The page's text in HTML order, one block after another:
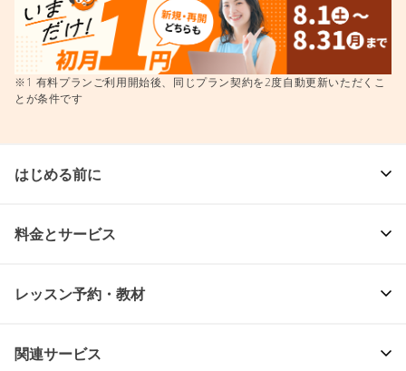
※1 有料プランご利用開始後、同じプラン契約を2度自動更新いただくこ
とが条件です
はじめる前に
料金とサービス
レッスン予約・教材
関連サービス